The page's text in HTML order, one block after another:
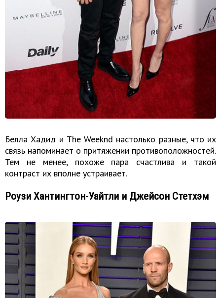
Белла Хадид и The Weeknd настолько разные, что их
связь напоминает о притяжении противоположностей.
Тем не менее, похоже пара счастлива и такой
контраст их вполне устраивает.
Роузи Хантингтон-Уайтли и Джейсон Стетхэм